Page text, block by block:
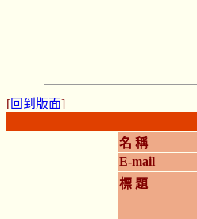
[回到版面]
名 稱
E-mail
標 題